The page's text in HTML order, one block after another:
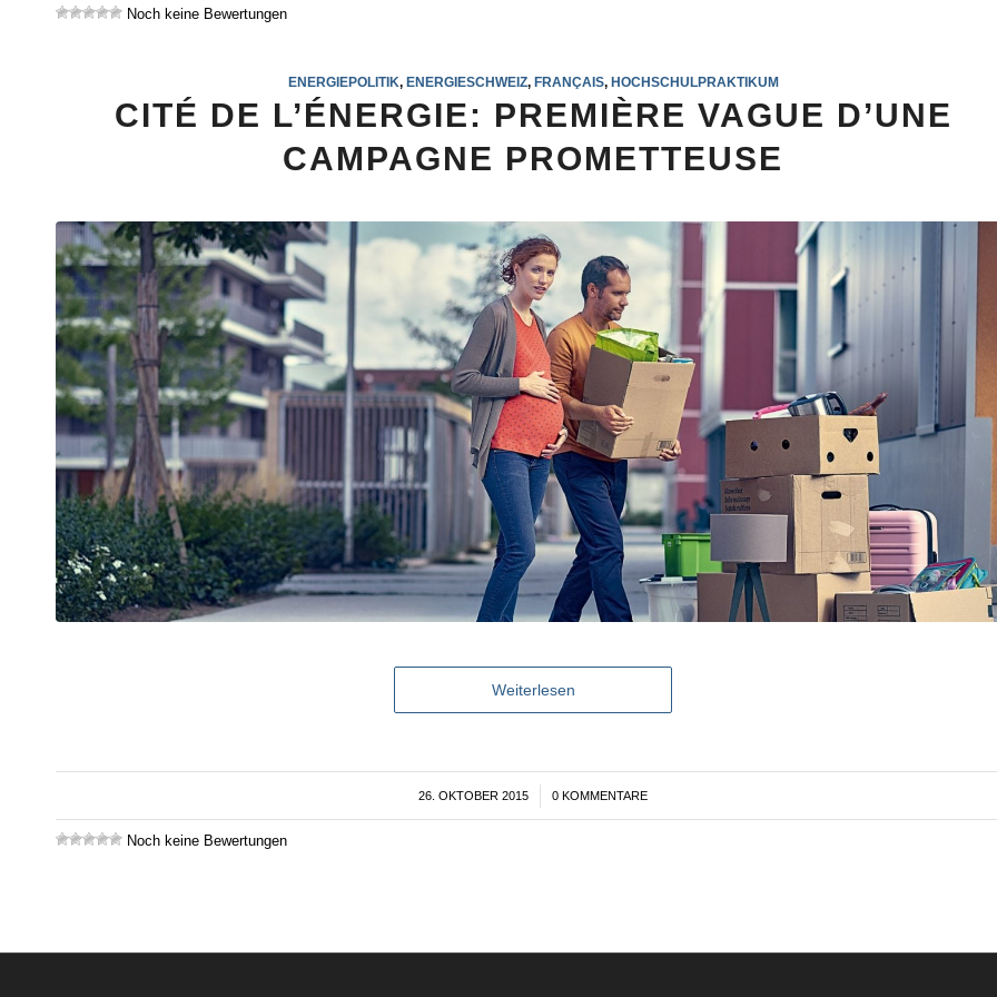
Noch keine Bewertungen
ENERGIEPOLITIK, ENERGIESCHWEIZ, FRANÇAIS, HOCHSCHULPRAKTIKUM
CITÉ DE L’ÉNERGIE: PREMIÈRE VAGUE D’UNE
CAMPAGNE PROMETTEUSE
Weiterlesen
26. OKTOBER 2015
/ 0 KOMMENTARE
Noch keine Bewertungen